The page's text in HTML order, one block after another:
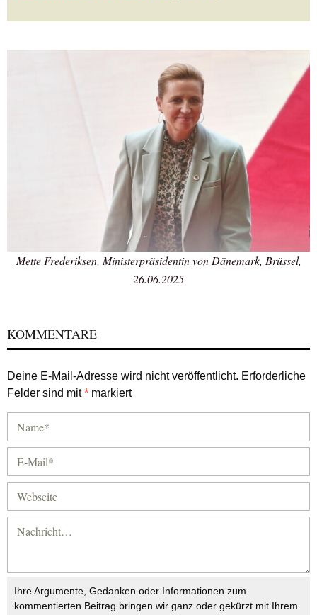
Mette Frederiksen, Ministerpräsidentin von Dänemark, Brüssel,
26.06.2025
KOMMENTARE
Deine E-Mail-Adresse wird nicht veröffentlicht. Erforderliche
Felder sind mit* markiert
Ihre Argumente, Gedanken oder Informationen zum
kommentierten Beitrag bringen wir ganz oder gekürzt mit Ihrem